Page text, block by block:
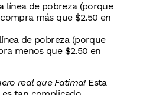
línea de pobreza (porque
más que $2.50 en
de pobreza (porque
menos que $2.50 en
real que Fatima! Esta